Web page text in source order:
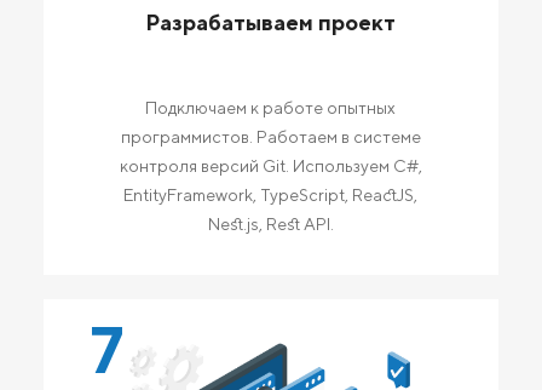
Разрабатываем проект
Подключаем к работе опытных
программистов. Работаем в системе
контроля версий Git. Используем C#,
EntityFramework, TypeScript, ReactJS,
Nest.js, Rest API.
7